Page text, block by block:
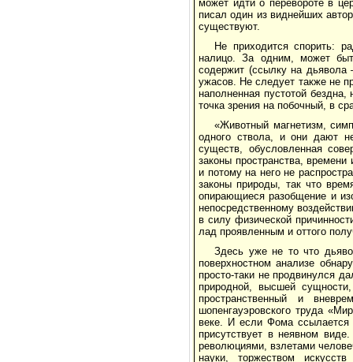
может идти о перевороте в
писал один из виднейших
существуют.
Не приходится спорить:
налицо. За одним, может
содержит (ссылку на
ужасов. Не следует также не
наполненная пустотой бездна,
точка зрения на побочный, в
«Животный магнетизм,
одного ствола, и они дают
существ, обусловленная
законы пространства, времени
и потому на него не
законы природы, так что
опирающиеся разобщение и
непосредственному
в силу физической
лад проявленным и оттого
Здесь уже не то что
поверхностном анализе
просто-таки не продвинулся
природной, высшей
пространственный и
шопенгауэровского труда
веке. И если Фома ссылается
присутствует в неявном
революциями, взлетами
науки, торжеством